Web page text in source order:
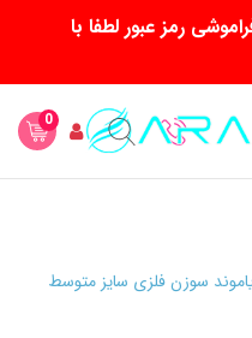
رمز عبور لطفا با
0
سوزن فلزی سایز متوسط